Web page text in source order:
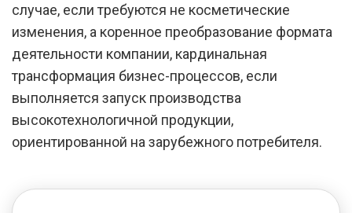
случае, если требуются не косметические
изменения, а коренное преобразование формата
деятельности компании, кардинальная
трансформация бизнес-процессов, если
выполняется запуск производства
высокотехнологичной продукции,
ориентированной на зарубежного потребителя.